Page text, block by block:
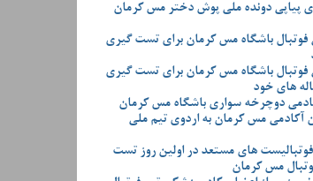
پیاپی دونده ملی پوش دختر مس کرمان
فوتبال باشگاه مس کرمان برای تست گیری
فوتبال باشگاه مس کرمان برای تست گیری
دوچرخه سواری باشگاه مس کرمان
آکادمی مس کرمان به اردوی تیم ملی
های مستعد در اولین روز تست
مس کرمان